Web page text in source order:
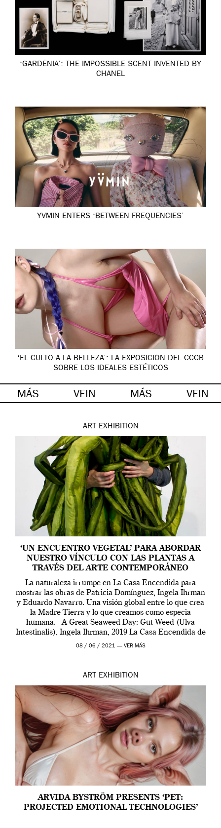
‘GARDÉNIA’: THE IMPOSSIBLE SCENT INVENTED BY
CHANEL
YVMIN ENTERS ‘BETWEEN FREQUENCIES’
‘EL CULTO A LA BELLEZA’: LA EXPOSICIÓN DEL CCCB
SOBRE LOS IDEALES ESTÉTICOS
MÁS VEIN MÁS VEIN
ART EXHIBITION
‘UN ENCUENTRO VEGETAL’ PARA ABORDAR
NUESTRO VÍNCULO CON LAS PLANTAS A
TRAVÉS DEL ARTE CONTEMPORÁNEO
La naturaleza irrumpe en La Casa Encendida para
mostrar las obras de Patricia Domínguez, Ingela Ihrman
y Eduardo Navarro. Una visión global entre lo que crea
la Madre Tierra y lo que creamos como especia
humana. A Great Seaweed Day: Gut Weed (Ulva
Intestinalis), Ingela Ihrman, 2019 La Casa Encendida de
Madrid y la Wellcome […]
08 / 06 / 2021 — VER MÁS
ART EXHIBITION
ARVIDA BYSTRÖM PRESENTS ‘PET:
PROJECTED EMOTIONAL TECHNOLOGIES’